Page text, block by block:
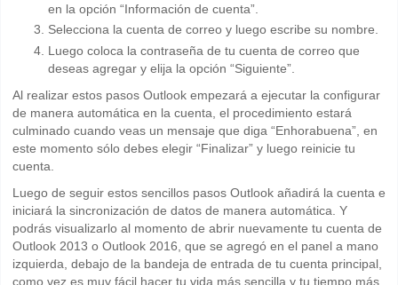
en la opción “Información de cuenta”.
Selecciona la cuenta de correo y luego escribe su nombre.
Luego coloca la contraseña de tu cuenta de correo que
deseas agregar y elija la opción “Siguiente”.
Al realizar estos pasos Outlook empezará a ejecutar la configurar
de manera automática en la cuenta, el procedimiento estará
culminado cuando veas un mensaje que diga “Enhorabuena”, en
este momento sólo debes elegir “Finalizar” y luego reinicie tu
cuenta.
Luego de seguir estos sencillos pasos Outlook añadirá la cuenta e
iniciará la sincronización de datos de manera automática. Y
podrás visualizarlo al momento de abrir nuevamente tu cuenta de
Outlook 2013 o Outlook 2016, que se agregó en el panel a mano
izquierda, debajo de la bandeja de entrada de tu cuenta principal,
como vez es muy fácil hacer tu vida más sencilla y tu tiempo más